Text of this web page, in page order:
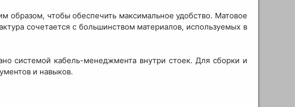
образом, чтобы обеспечить максимальное удобство. Матовое
сочетается с большинством материалов, используемых в
системой кабель-менеджмента внутри стоек. Для сборки и
и навыков.